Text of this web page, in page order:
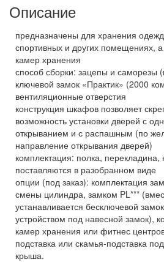
Описание
предназначены для хранения
спортивных и других помещениях,
камер хранения
способ сборки: зацепы и саморезы
ключевой замок «Практик» (2000
вентиляционные отверстия
конструкция шкафов позволяет
возможность установки дверей с
открыванием и с распашным (по
направление открывания дверей)
комплектация: полка, перекладина,
поставляются в разобранном виде
опции (под заказ): комплектация
смены цилиндра, замком PL***
устанавливается бесключевой
устройством под навесной замок),
камер хранения или фитнес
подставка или скамья-подставка
крыша.